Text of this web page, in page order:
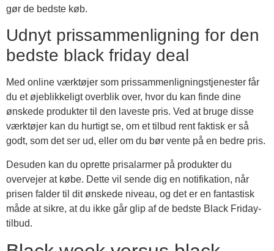
gør de bedste køb.
Udnyt prissammenligning for den
bedste black friday deal
Med online værktøjer som prissammenligningstjenester får
du et øjeblikkeligt overblik over, hvor du kan finde dine
ønskede produkter til den laveste pris. Ved at bruge disse
værktøjer kan du hurtigt se, om et tilbud rent faktisk er så
godt, som det ser ud, eller om du bør vente på en bedre pris.
Desuden kan du oprette prisalarmer på produkter du
overvejer at købe. Dette vil sende dig en notifikation, når
prisen falder til dit ønskede niveau, og det er en fantastisk
måde at sikre, at du ikke går glip af de bedste Black Friday-
tilbud.